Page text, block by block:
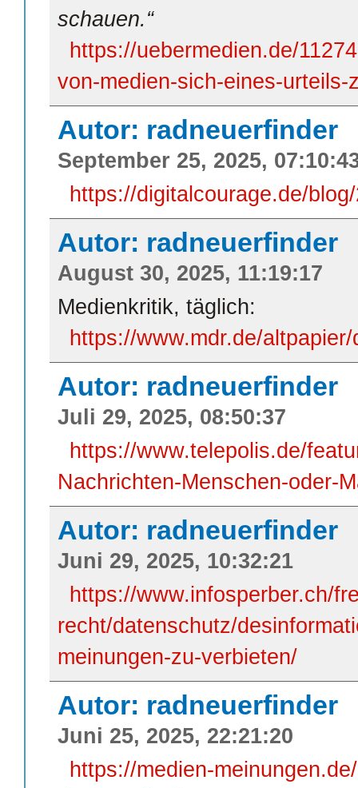
schauen.“
https://uebermedien.de/
von-medien-sich-eines-urteils-
Autor: radneuerfinder
September 25, 2025,
https://digitalcourage.de/
Autor: radneuerfinder
August 30, 2025, 11:19:17
Medienkritik, täglich:
https://www.mdr.de/
Autor: radneuerfinder
Juli 29, 2025, 08:50:37
https://www.telepolis.de/
Nachrichten-Menschen-oder-
Autor: radneuerfinder
Juni 29, 2025, 10:32:21
https://www.infosperber.ch/
recht/datenschutz/
meinungen-zu-verbieten/
Autor: radneuerfinder
Juni 25, 2025, 22:21:20
https://medien-